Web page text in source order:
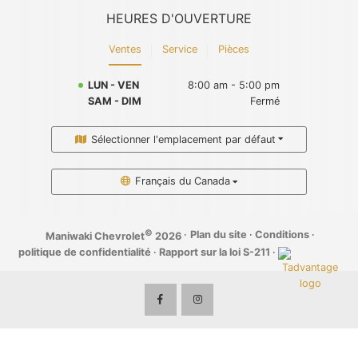
HEURES D'OUVERTURE
Ventes Service Pièces
LUN - VEN
8:00 am - 5:00 pm
SAM - DIM
Fermé
Sélectionner l'emplacement par défaut
Français du Canada
Maniwaki Chevrolet© 2026 · Plan du site · Conditions ·
politique de confidentialité · Rapport sur la loi S-211 ·